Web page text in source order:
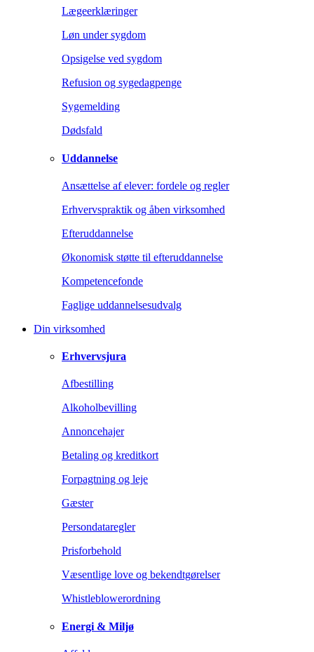
Lægeerklæringer
Løn under sygdom
Opsigelse ved sygdom
Refusion og sygedagpenge
Sygemelding
Dødsfald
Uddannelse
Ansættelse af elever: fordele og regler
Erhvervspraktik og åben virksomhed
Efteruddannelse
Økonomisk støtte til efteruddannelse
Kompetencefonde
Faglige uddannelsesudvalg
Din virksomhed
Erhvervsjura
Afbestilling
Alkoholbevilling
Annoncehajer
Betaling og kreditkort
Forpagtning og leje
Gæster
Persondataregler
Prisforbehold
Væsentlige love og bekendtgørelser
Whistleblowerordning
Energi & Miljø